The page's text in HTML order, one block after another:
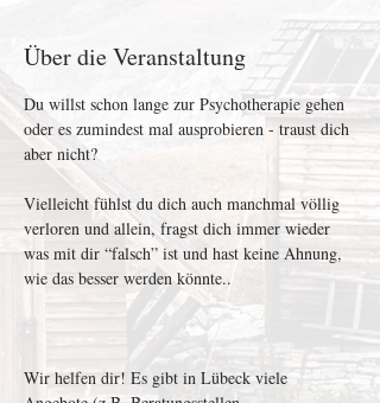
Über die Veranstaltung
Du willst schon lange zur Psychotherapie gehen
oder es zumindest mal ausprobieren - traust dich
aber nicht?
Vielleicht fühlst du dich auch manchmal völlig
verloren und allein, fragst dich immer wieder
was mit dir “falsch” ist und hast keine Ahnung,
wie das besser werden könnte..
Wir helfen dir! Es gibt in Lübeck viele